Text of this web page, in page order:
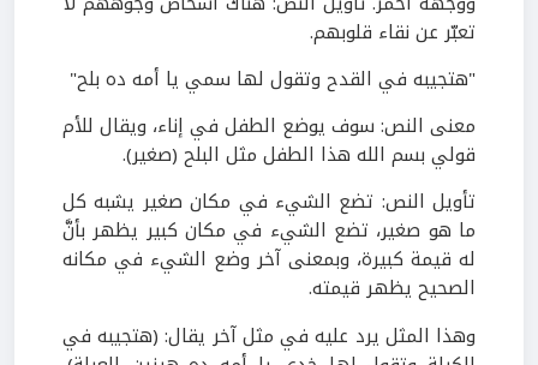
تعبّر عن نقاء قلوبهم.
"هتجيبه في القدح وتقول لها سمي يا أمه ده بلح"
معنى النص: سوف يوضع الطفل في إناء، ويقال للأم
قولي بسم الله هذا الطفل مثل البلح (صغير).
تأويل النص: تضع الشيء في مكان صغير يشبه كل
ما هو صغير، تضع الشيء في مكان كبير يظهر بأنَّ
له قيمة كبيرة، وبمعنى آخر وضع الشيء في مكانه
الصحيح يظهر قيمته.
وهذا المثل يرد عليه في مثل آخر يقال: (هتجيبه في